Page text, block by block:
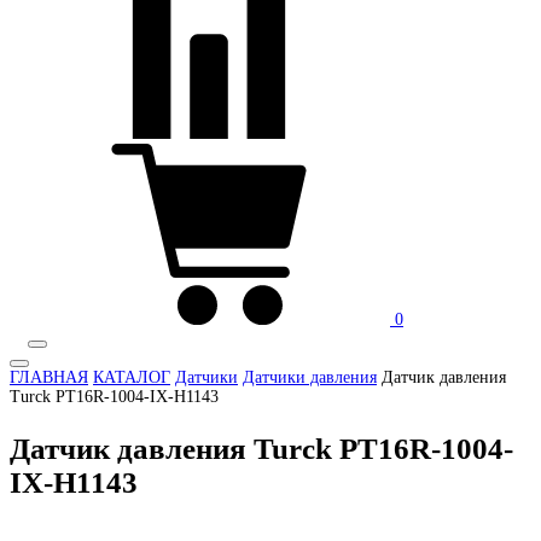
0
ГЛАВНАЯ КАТАЛОГ Датчики Датчики давления Датчик давления
Turck PT16R-1004-IX-H1143
Датчик давления Turck PT16R-1004-
IX-H1143